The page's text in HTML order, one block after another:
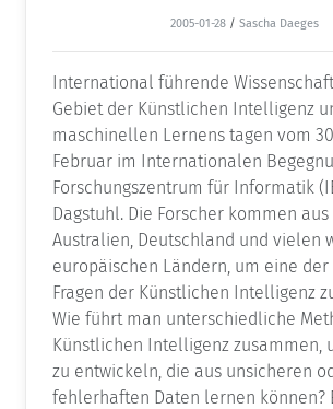
2005-01-28 / Sascha Daeges
International führende
Gebiet der Künstlichen Intelligenz
maschinellen Lernens tagen vom
Februar im Internationalen
Forschungszentrum für Informatik
Dagstuhl. Die Forscher kommen aus
Australien, Deutschland und vielen
europäischen Ländern, um eine
Fragen der Künstlichen Intelligenz
Wie führt man unterschiedliche
Künstlichen Intelligenz zusammen,
zu entwickeln, die aus unsicheren
fehlerhaften Daten lernen können?